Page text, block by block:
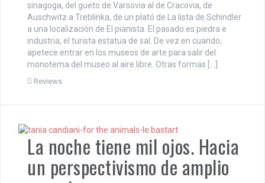
sinagoga, del gueto de Varsovia al de Cracovia, de
Auschwitz a Treblinka, de un plató de La lista de Schindler
a una localización de El pianista. El pasado es piedra e
industria, el turista estatua de sal. De vez en cuando,
apetece entrar en los museos de arte para salir del
monotema del museo al aire libre. Otras formas […]
Reviews
La noche tiene mil ojos. Hacia
un perspectivismo de amplio